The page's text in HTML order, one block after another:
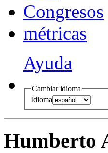
Congresos
métricas
Ayuda
Cambiar idioma
Idioma
Humberto